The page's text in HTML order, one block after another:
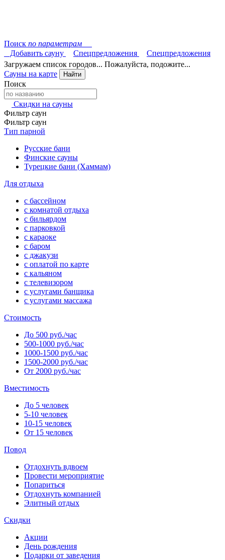
Поиск по параметрам
Добавить сауну
Спецпредложения
Спецпредложения
Загружаем список городов... Пожалуйста, подожите...
Сауны на карте
Найти
Поиск
Скидки на сауны
Фильтр саун
Фильтр саун
Тип парной
Русские бани
Финские сауны
Турецкие бани (Хаммам)
Для отдыха
с бассейном
с комнатой отдыха
с бильярдом
с парковкой
с караоке
с баром
с джакузи
с оплатой по карте
с кальяном
с телевизором
с услугами банщика
с услугами массажа
Стоимость
До 500 руб./час
500-1000 руб./час
1000-1500 руб./час
1500-2000 руб./час
От 2000 руб./час
Вместимость
До 5 человек
5-10 человек
10-15 человек
От 15 человек
Повод
Отдохнуть вдвоем
Провести мероприятие
Попариться
Отдохнуть компанией
Элитный отдых
Скидки
Акции
День рождения
Подарки от заведения